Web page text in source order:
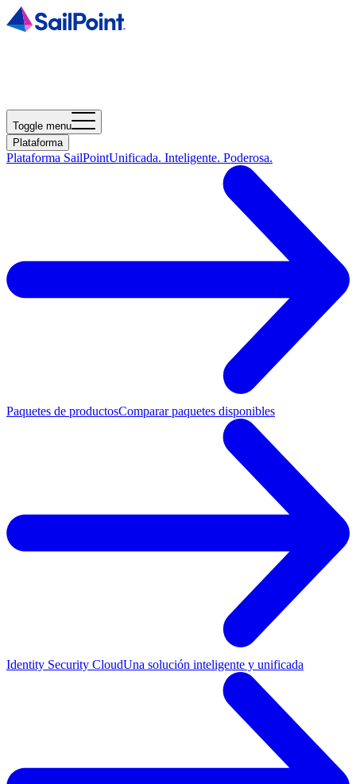
Toggle menu
Plataforma
Plataforma SailPointUnificada. Inteligente. Poderosa.
Paquetes de productosComparar paquetes disponibles
Identity Security CloudUna solución inteligente y unificada